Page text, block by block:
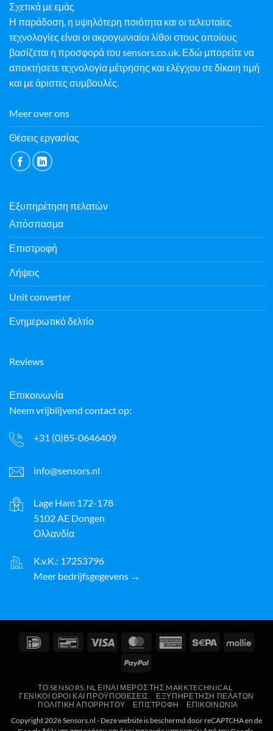
Σχετικά με εμάς
Η παράδοση, η υψηλότερη ποιότητα και οι τελευταίες
τεχνολογίες είναι οι ακρογωνιαίοι λίθοι στους οποίους
βασίζεται η προσφορά του sensors.co.uk. Εδώ μπορείτε να
αποκτήσετε τεχνολογία μέτρησης και ελέγχου σε δίκαιη τιμή
και με άριστες συμβουλές.
Meer over ons
Θέσεις εργασίας
Εξυπηρέτηση πελατών
Απόσπασμα
Επιστροφή
Λήψεις
Unit converter
Ενημερωτικό δελτίο
Reviews
Επικοινωνία
Neem vrijblijvend contact op:
+31 (0)85-0646409
info@sensors.nl
Lage Ham 172-178
5102 AE Dongen
Ολλανδία
K.v.K.: 17253796
Meer bedrijfsgegevens →
IDeal BancontactVisa MasterCardAmerican Sepa
PayPal
ΤΟ SENSORS.NL ΕΊΝΑΙ ΜΈΡΟΣ ΤΗΣ MARKTECHNICAL
ΓΕΝΙΚΟΊ ΌΡΟΙ ΚΑΙ ΠΡΟΫΠΟΘΈΣΕΙΣ
ΕΞΥΠΗΡΈΤΗΣΗ ΠΕΛΑΤΏΝ
ΠΟΛΙΤΙΚΉ ΑΠΟΡΡΉΤΟΥ
ΕΠΙΣΤΡΟΦΉ ΕΠΙΚΟΙΝΩΝΊΑ
Copyright 2026 Sensors.nl - Deze website is beschermd door reCAPTCHA en de